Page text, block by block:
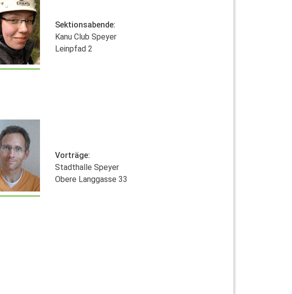
Sektionsabende:
Kanu Club Speyer
Leinpfad 2
Vorträge:
Stadthalle Speyer
Obere Langgasse 33